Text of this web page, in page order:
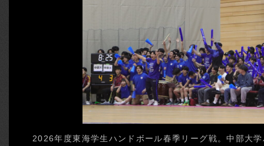
2026年度東海学生ハンドボール春季リーグ戦。中部大